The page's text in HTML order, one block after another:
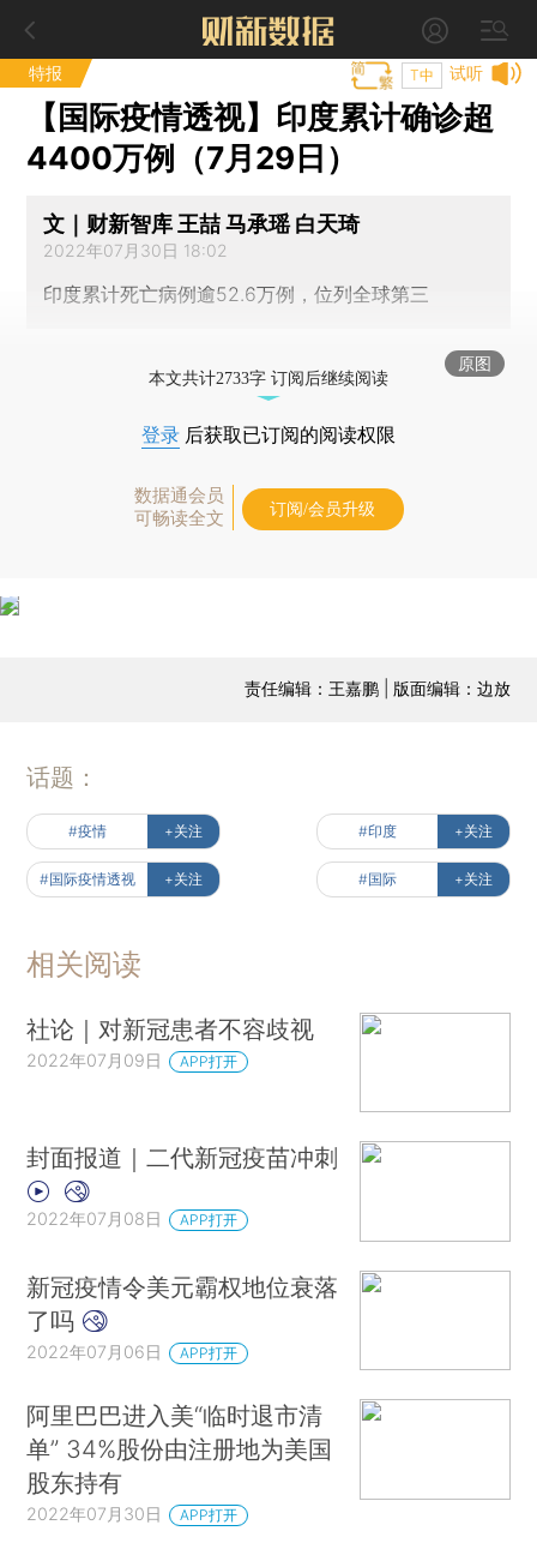
特报 试听
T中
【国际疫情透视】印度累计确诊超
4400万例（7月29日）
文｜财新智库 王喆 马承瑶 白天琦
2022年07月30日 18:02
印度累计死亡病例逾52.6万例，位列全球第三
原图
本文共计2733字 订阅后继续阅读
登录 后获取已订阅的阅读权限
数据通会员
可畅读全文
订阅/会员升级
责任编辑：王嘉鹏 | 版面编辑：边放
话题：
#疫情 +关注 #印度 +关注
#国际疫情透视 +关注 #国际 +关注
相关阅读
社论｜对新冠患者不容歧视
2022年07月09日 APP打开
封面报道｜二代新冠疫苗冲刺
2022年07月08日 APP打开
新冠疫情令美元霸权地位衰落
了吗
2022年07月06日 APP打开
阿里巴巴进入美“临时退市清
单” 34%股份由注册地为美国
股东持有
2022年07月30日 APP打开